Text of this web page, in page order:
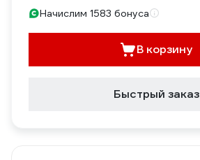
Начислим 1583 бонуса
В корзину
Быстрый заказ